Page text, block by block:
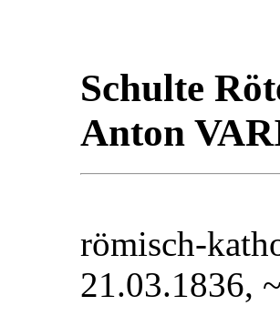
Schulte
Anton
römisch-
21.03.1836,